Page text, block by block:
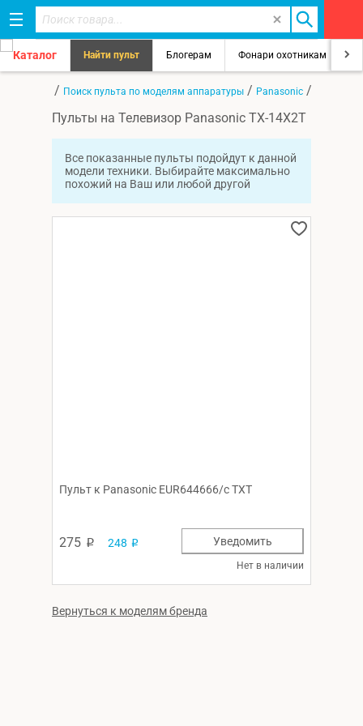
Каталог Найти пульт Блогерам Фонари охотникам
/ Поиск пульта по моделям аппаратуры / Panasonic /
Пульты на Телевизор Panasonic TX-14X2T
Все показанные пульты подойдут к данной
модели техники. Выбирайте максимально
похожий на Ваш или любой другой
Пульт к Panasonic EUR644666/c TXT
275 p 248 p
Нет в наличии
Уведомить
Вернуться к моделям бренда